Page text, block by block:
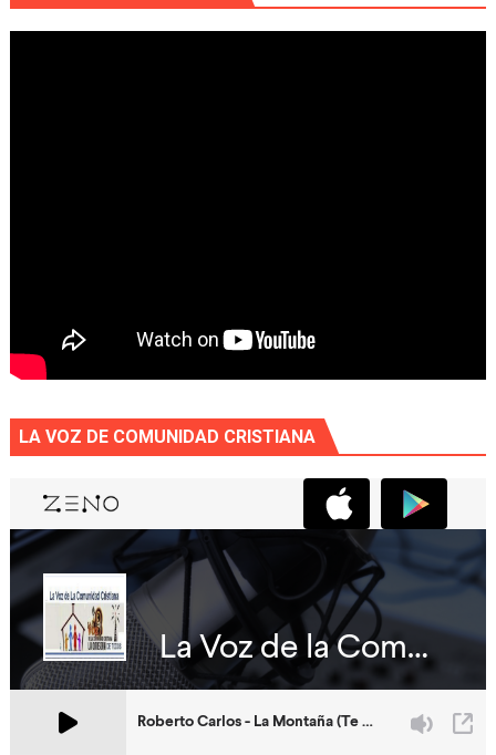
LA VOZ DE COMUNIDAD CRISTIANA